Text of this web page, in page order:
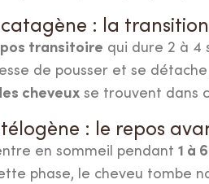
: la transition
transitoire qui dure 2 à 4
de pousser et se
cheveux se trouvent dans
: le repos
en sommeil pendant 1 à
phase, le cheveu tombe